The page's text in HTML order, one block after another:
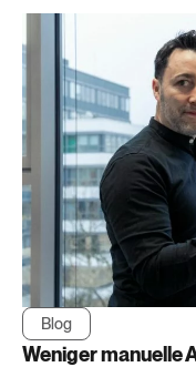
Blog
Weniger manuelle